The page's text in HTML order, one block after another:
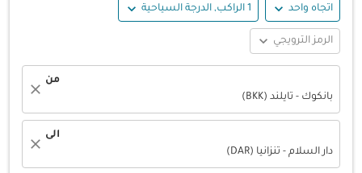
اتجاه واحد expand_more 1 الراكب, الدرجة السياحية expand_more
الرمز الترويجي expand_more
من
بانكوك - تايلند (BKK)
close
الى
دار السلام - تنزانيا (DAR)
close